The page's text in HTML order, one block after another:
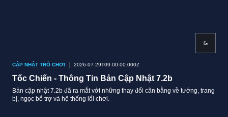
CẬP NHẬT TRÒ CHƠI 2026-07-29T09:00:00.000Z
Tốc Chiến - Thông Tin Bản Cập Nhật 7.2b
Bản cập nhật 7.2b đã ra mắt với những thay đổi cân bằng về tướng, trang
bị, ngọc bổ trợ và hệ thống lối chơi.